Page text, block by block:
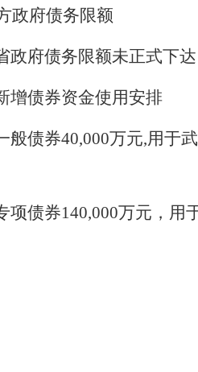
政府债务限额
政府债务限额未正式下达
增债券资金使用安排
般债券40,000万元,用于
项债券140,000万元，用